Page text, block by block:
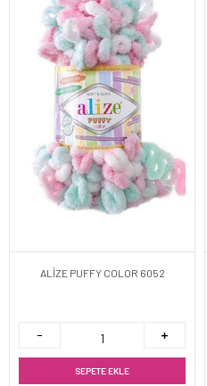
ALİZE PUFFY COLOR 6052
SEPETE EKLE